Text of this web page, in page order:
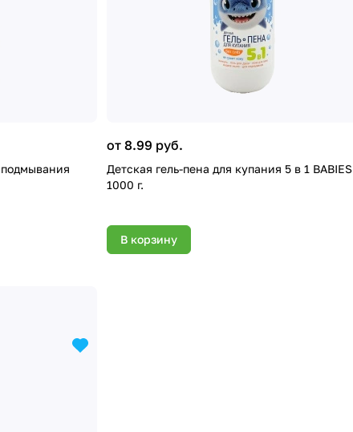
от 8.99 руб.
Детская гель-пена для купания 5 в 1 BABIES
1000 г.
В корзину